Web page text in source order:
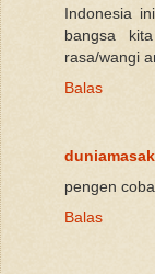
Indonesia
bangsa
rasa/wangi
Balas
duniamasak
pengen
Balas